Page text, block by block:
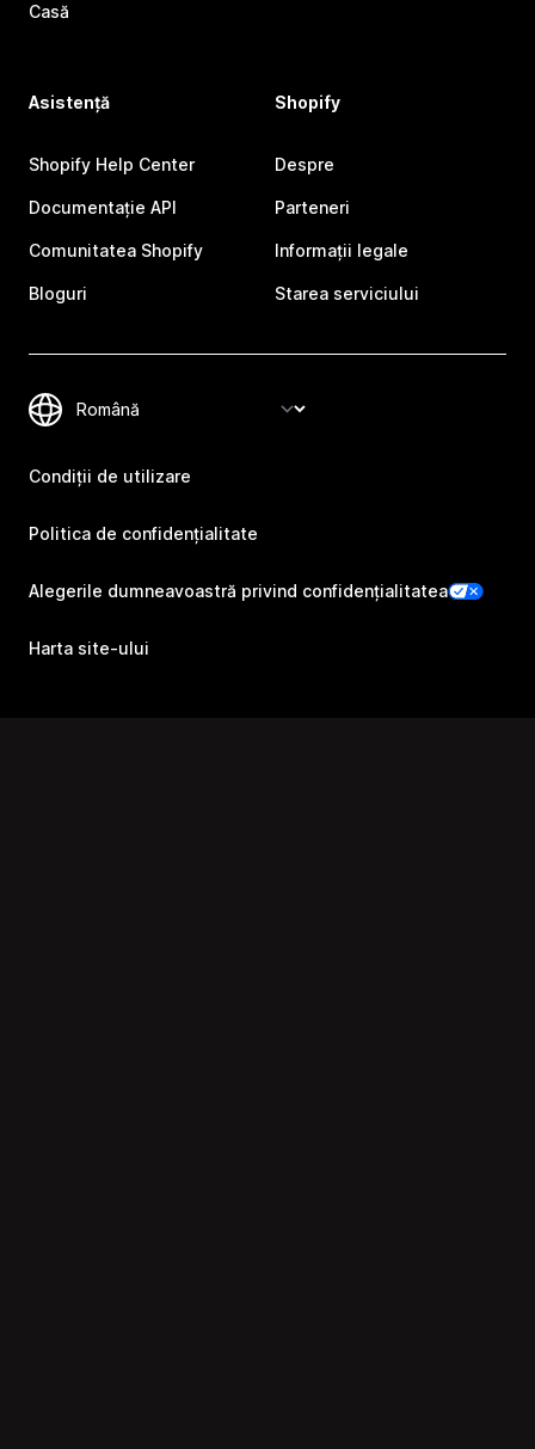
Casă
Asistență
Shopify Help Center
Documentație API
Comunitatea Shopify
Bloguri
Shopify
Despre
Parteneri
Informații legale
Starea serviciului
Condiții de utilizare
Politica de confidențialitate
Alegerile dumneavoastră privind confidențialitatea
Harta site-ului